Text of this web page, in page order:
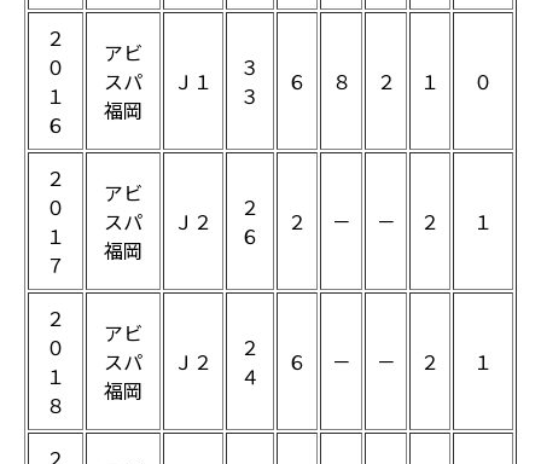
２
０
１
６
アビ
スパ
福岡
Ｊ１
３
３
６ ８ ２ １ ０
２
０
１
７
アビ
スパ
福岡
Ｊ２
２
６
２ － － ２ １
２
０
１
８
アビ
スパ
福岡
Ｊ２
２
４
６ － － ２ １
２